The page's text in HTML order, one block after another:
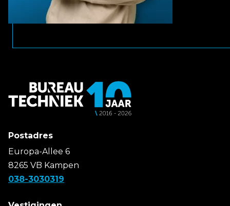
Postadres
Europa-Allee 6
8265 VB Kampen
038-3030319